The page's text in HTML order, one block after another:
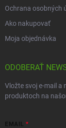
Ochrana osobných
Ako nakupovať
Moja objednávka
ODOBERAŤ
Vložte svoj e-mail a
produktoch na
EMAIL